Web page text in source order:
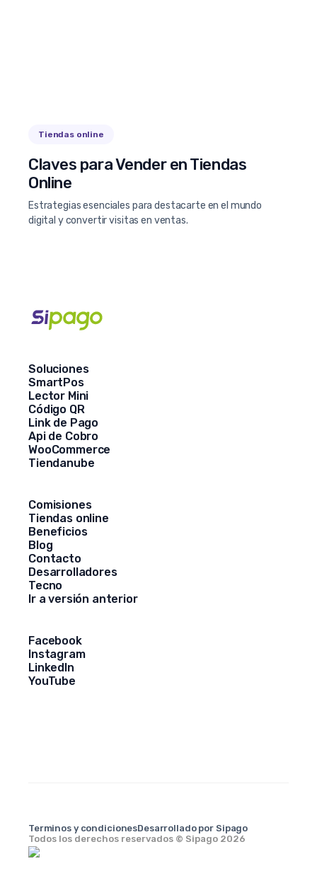
Tiendas online
Claves para Vender en Tiendas
Online
Estrategias esenciales para destacarte en el mundo
digital y convertir visitas en ventas.
Soluciones
SmartPos
Lector Mini
Código QR
Link de Pago
Api de Cobro
WooCommerce
Tiendanube
Comisiones
Tiendas online
Beneficios
Blog
Contacto
Desarrolladores
Tecno
Ir a versión anterior
Facebook
Instagram
LinkedIn
YouTube
Terminos y condicionesDesarrollado por Sipago
Todos los derechos reservados © Sipago 2026